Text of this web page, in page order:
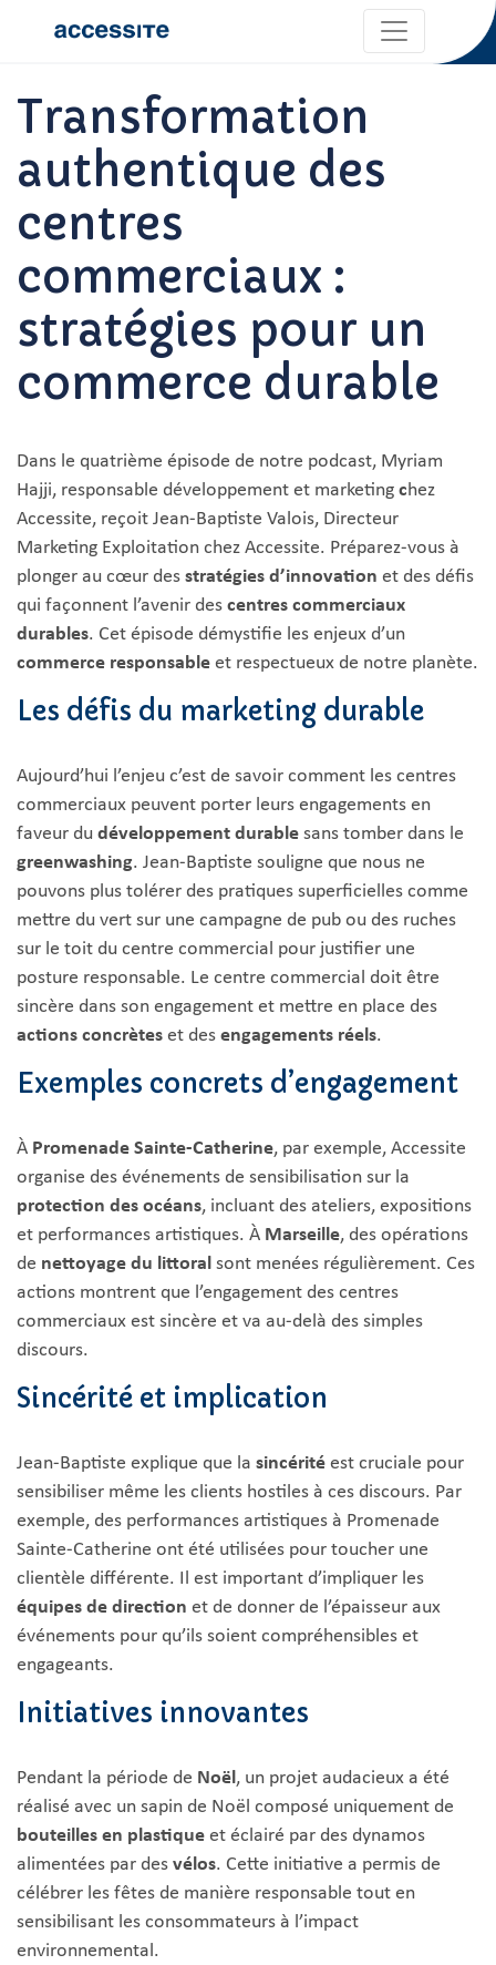
Transformation
authentique des
centres
commerciaux :
stratégies pour un
commerce durable
Dans le quatrième épisode de notre podcast, Myriam
Hajji, responsable développement et marketing chez
Accessite, reçoit Jean-Baptiste Valois, Directeur
Marketing Exploitation chez Accessite. Préparez-vous à
plonger au cœur des stratégies d’innovation et des défis
qui façonnent l’avenir des centres commerciaux
durables. Cet épisode démystifie les enjeux d’un
commerce responsable et respectueux de notre planète.
Les défis du marketing durable
Aujourd’hui l’enjeu c’est de savoir comment les centres
commerciaux peuvent porter leurs engagements en
faveur du développement durable sans tomber dans le
greenwashing. Jean-Baptiste souligne que nous ne
pouvons plus tolérer des pratiques superficielles comme
mettre du vert sur une campagne de pub ou des ruches
sur le toit du centre commercial pour justifier une
posture responsable. Le centre commercial doit être
sincère dans son engagement et mettre en place des
actions concrètes et des engagements réels.
Exemples concrets d’engagement
À Promenade Sainte-Catherine, par exemple, Accessite
organise des événements de sensibilisation sur la
protection des océans, incluant des ateliers, expositions
et performances artistiques. À Marseille, des opérations
de nettoyage du littoral sont menées régulièrement. Ces
actions montrent que l’engagement des centres
commerciaux est sincère et va au-delà des simples
discours.
Sincérité et implication
Jean-Baptiste explique que la sincérité est cruciale pour
sensibiliser même les clients hostiles à ces discours. Par
exemple, des performances artistiques à Promenade
Sainte-Catherine ont été utilisées pour toucher une
clientèle différente. Il est important d’impliquer les
équipes de direction et de donner de l’épaisseur aux
événements pour qu’ils soient compréhensibles et
engageants.
Initiatives innovantes
Pendant la période de Noël , un projet audacieux a été
réalisé avec un sapin de Noël composé uniquement de
bouteilles en plastique et éclairé par des dynamos
alimentées par des vélos. Cette initiative a permis de
célébrer les fêtes de manière responsable tout en
sensibilisant les consommateurs à l’impact
environnemental.